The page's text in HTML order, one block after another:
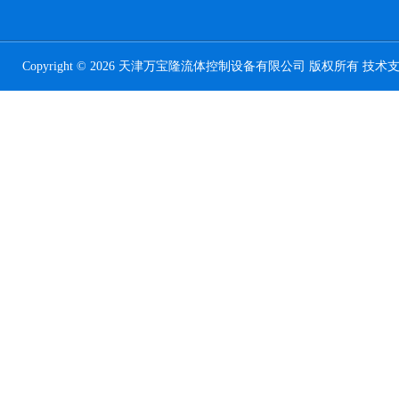
Copyright © 2026 天津万宝隆流体控制设备有限公司 版权所有 技术